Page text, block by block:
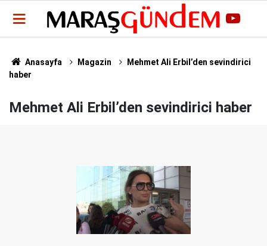
Anasayfa Magazin
Mehmet Ali Erbil’den sevindirici
haber
Mehmet Ali Erbil’den sevindirici haber